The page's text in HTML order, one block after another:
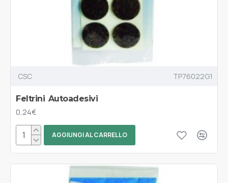
CSC TP76022G1
Feltrini Autoadesivi
0,24€
AGGIUNGI AL CARRELLO